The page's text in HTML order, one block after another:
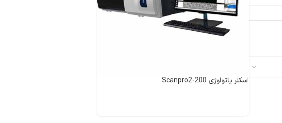
اسکنر پاتولوژی Scanpro2-200